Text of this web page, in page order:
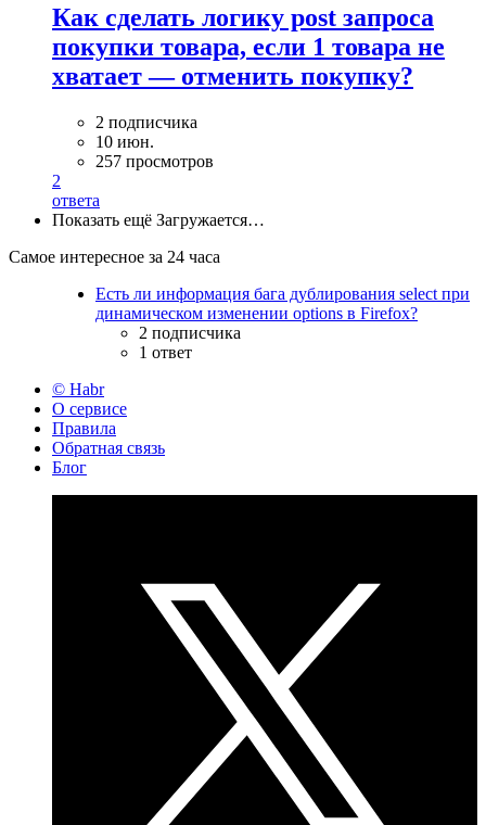
Как сделать логику post запроса
покупки товара, если 1 товара не
хватает — отменить покупку?
2 подписчика
10 июн.
257 просмотров
2
ответа
Показать ещё Загружается…
Самое интересное за 24 часа
Есть ли информация бага дублирования select при
динамическом изменении options в Firefox?
2 подписчика
1 ответ
© Habr
О сервисе
Правила
Обратная связь
Блог